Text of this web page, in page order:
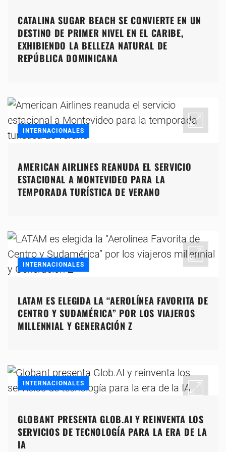
CATALINA SUGAR BEACH SE CONVIERTE EN UN
DESTINO DE PRIMER NIVEL EN EL CARIBE,
EXHIBIENDO LA BELLEZA NATURAL DE
REPÚBLICA DOMINICANA
INTERNACIONALES
AMERICAN AIRLINES REANUDA EL SERVICIO
ESTACIONAL A MONTEVIDEO PARA LA
TEMPORADA TURÍSTICA DE VERANO
INTERNACIONALES
LATAM ES ELEGIDA LA “AEROLÍNEA FAVORITA DE
CENTRO Y SUDAMÉRICA” POR LOS VIAJEROS
MILLENNIAL Y GENERACIÓN Z
INTERNACIONALES
GLOBANT PRESENTA GLOB.AI Y REINVENTA LOS
SERVICIOS DE TECNOLOGÍA PARA LA ERA DE LA
IA